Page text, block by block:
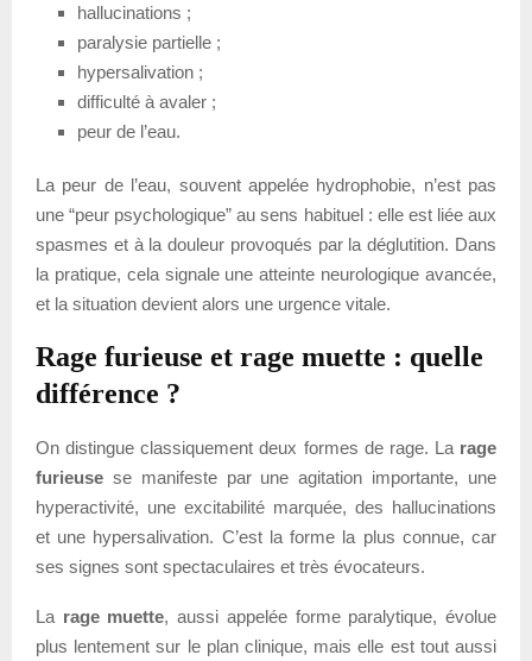
hallucinations ;
paralysie partielle ;
hypersalivation ;
difficulté à avaler ;
peur de l’eau.
La peur de l’eau, souvent appelée hydrophobie, n’est pas
une “peur psychologique” au sens habituel : elle est liée aux
spasmes et à la douleur provoqués par la déglutition. Dans
la pratique, cela signale une atteinte neurologique avancée,
et la situation devient alors une urgence vitale.
Rage furieuse et rage muette : quelle
différence ?
On distingue classiquement deux formes de rage. La rage
furieuse se manifeste par une agitation importante, une
hyperactivité, une excitabilité marquée, des hallucinations
et une hypersalivation. C’est la forme la plus connue, car
ses signes sont spectaculaires et très évocateurs.
La rage muette, aussi appelée forme paralytique, évolue
plus lentement sur le plan clinique, mais elle est tout aussi